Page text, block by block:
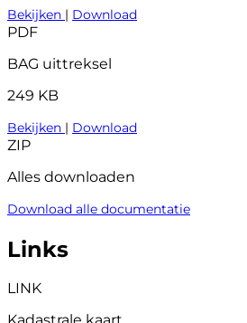
Bekijken | Download
PDF
BAG uittreksel
249 KB
Bekijken | Download
ZIP
Alles downloaden
Download alle documentatie
Links
LINK